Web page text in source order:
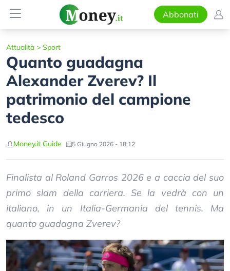
Abbonati
Attualità > Sport
Quanto guadagna
Alexander Zverev? Il
patrimonio del campione
tedesco
Money.it Guide 5 Giugno 2026 - 18:12
Finalista al Roland Garros 2026 e a caccia del suo
primo slam della carriera. Se la vedrà con un
italiano, in un Italia-Germania del tennis. Ma
quanto guadagna Zverev?